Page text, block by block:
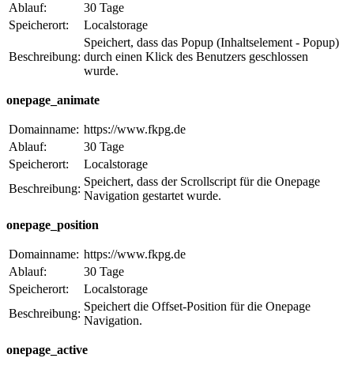
Ablauf:
30 Tage
Speicherort:
Localstorage
Beschreibung:
Speichert, dass das Popup (Inhaltselement - Popup)
durch einen Klick des Benutzers geschlossen
wurde.
onepage_animate
Domainname: https://www.fkpg.de
Ablauf:
30 Tage
Speicherort:
Localstorage
Beschreibung:
Speichert, dass der Scrollscript für die Onepage
Navigation gestartet wurde.
onepage_position
Domainname: https://www.fkpg.de
Ablauf:
30 Tage
Speicherort:
Localstorage
Beschreibung:
Speichert die Offset-Position für die Onepage
Navigation.
onepage_active